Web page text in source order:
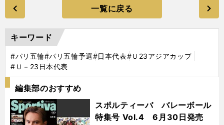
一覧に戻る
キーワード
#パリ五輪#パリ五輪予選#日本代表#Ｕ23アジアカップ
#Ｕ－23日本代表
編集部のおすすめ
スポルティーバ バレーボール
特集号 Vol.4 6月30日発売